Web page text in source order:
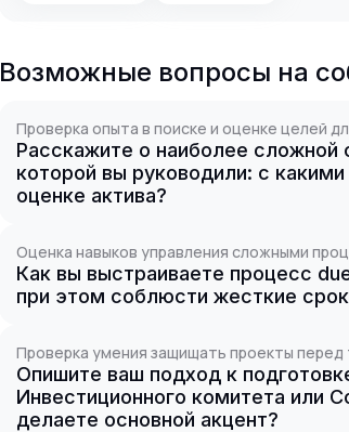
Возможные вопросы на
Проверка опыта в поиске и оценке целей
Расскажите о наиболее сложной
которой вы руководили: с
оценке актива?
Оценка навыков управления сложными
Как вы выстраиваете процесс
при этом соблюсти жесткие
Проверка умения защищать проекты
Опишите ваш подход к
Инвестиционного комитета или
делаете основной акцент?